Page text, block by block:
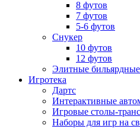
8 футов
7 футов
5-6 футов
Снукер
10 футов
12 футов
Элитные
Игротека
Дартс
Интерактивные
Игровые столы-
Наборы для игр на